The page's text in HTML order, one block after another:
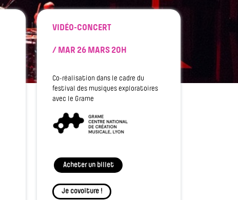
VIDÉO-CONCERT
/ MAR 26 MARS 20H
Co-réalisation dans le cadre du
festival des musiques exploratoires
avec le Grame
Acheter un billet
Je covoiture !